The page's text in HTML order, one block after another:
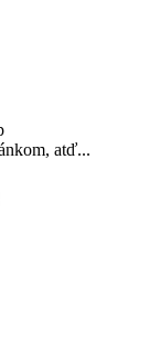
atď...